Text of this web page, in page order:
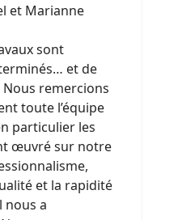
et Marianne
sont
et de
remercions
toute l’équipe
particulier les
œuvré sur notre
et la rapidité
nous a